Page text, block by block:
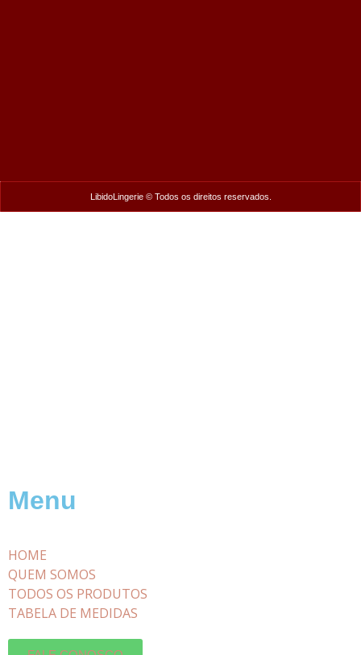
LibidoLingerie © Todos os direitos reservados.
Menu
HOME
QUEM SOMOS
TODOS OS PRODUTOS
TABELA DE MEDIDAS